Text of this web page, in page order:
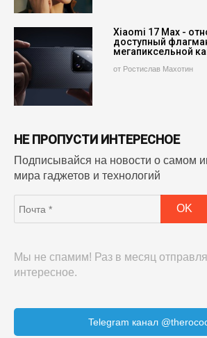
Xiaomi 17 Max -
доступный
мегапиксельной
от Ростислав Махотин
НЕ ПРОПУСТИ ИНТЕРЕСНОЕ
Подписывайся на новости о самом
мира гаджетов и технологий
Мы не спамим! Раз в месяц
интересное.
Telegram канал